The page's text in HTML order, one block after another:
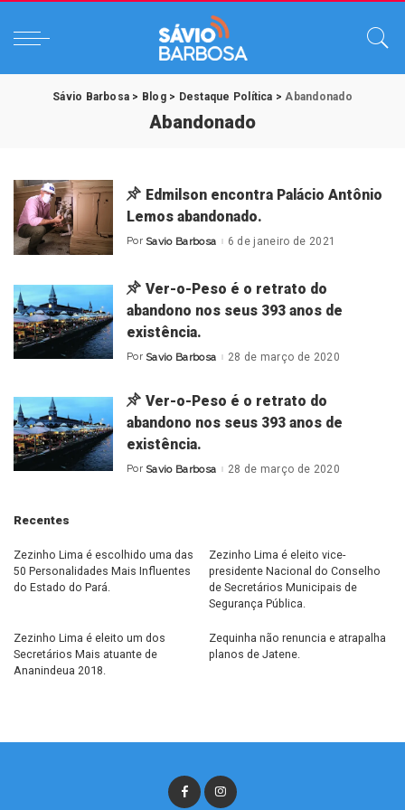
Sávio Barbosa > Blog> Destaque Política >Abandonado
Abandonado
Edmilson encontra Palácio Antônio
Lemos abandonado.
Posted
Por Savio Barbosa 6 de janeiro de 2021
Ver-o-Peso é o retrato do
abandono nos seus 393 anos de
existência.
Posted
Por Savio Barbosa 28 de março de 2020
Ver-o-Peso é o retrato do
abandono nos seus 393 anos de
existência.
Posted
Por Savio Barbosa 28 de março de 2020
Recentes
Zezinho Lima é escolhido uma das
50 Personalidades Mais Influentes
do Estado do Pará.
Zezinho Lima é eleito vice-
presidente Nacional do Conselho
de Secretários Municipais de
Segurança Pública.
Zezinho Lima é eleito um dos
Secretários Mais atuante de
Ananindeua 2018.
Zequinha não renuncia e atrapalha
planos de Jatene.